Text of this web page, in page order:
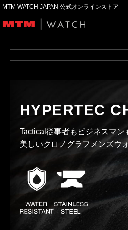
MTM WATCH JAPAN 公式オンラインストア
HYPERTEC
Tactical従事者もビジネスマン
美しいクロノグラフメンズウ